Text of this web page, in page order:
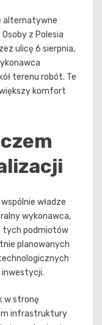
alternatywne
z Polesia
ulicę 6 sierpnia,
terenu robót. Te
komfort
władze
wykonawca,
tych podmiotów
planowanych
w stronę
infrastruktury